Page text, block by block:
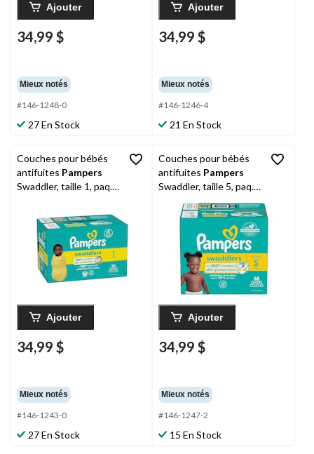
Ajouter
34,99 $
Mieux notés
#146-1248-0
27 En Stock
Ajouter
34,99 $
Mieux notés
#146-1246-4
21 En Stock
Couches pour bébés
antifuites Pampers
Swaddler, taille 1, paq.
Ajouter
34,99 $
Mieux notés
#146-1243-0
27 En Stock
Couches pour bébés
antifuites Pampers
Swaddler, taille 5, paq.
Ajouter
34,99 $
Mieux notés
#146-1247-2
15 En Stock